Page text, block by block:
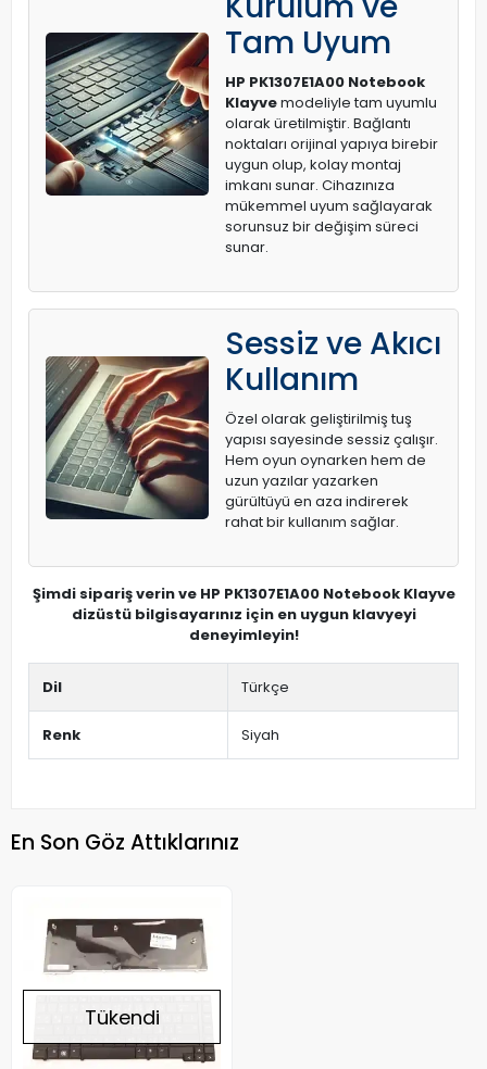
Tam Uyum
HP PK1307E1A00 Notebook
Klayvemodeliyle tam uyumlu
olarak üretilmiştir. Bağlantı
noktaları orijinal yapıya birebir
uygun olup, kolay montaj
imkanı sunar. Cihazınıza
mükemmel uyum sağlayarak
sorunsuz bir değişim süreci
sunar.
Sessiz ve Akıcı
Kullanım
Özel olarak geliştirilmiş tuş
yapısı sayesinde sessiz çalışır.
Hem oyun oynarken hem de
uzun yazılar yazarken
gürültüyü en aza indirerek
rahat bir kullanım sağlar.
Şimdi sipariş verin ve HP PK1307E1A00 Notebook Klayve
dizüstü bilgisayarınız için en uygun klavyeyi
deneyimleyin!
Dil Türkçe
Renk Siyah
En Son Göz Attıklarınız
Tükendi